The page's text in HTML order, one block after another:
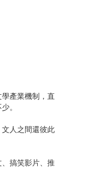
產業機制，直
。
人之間還彼此
搞笑影片、推